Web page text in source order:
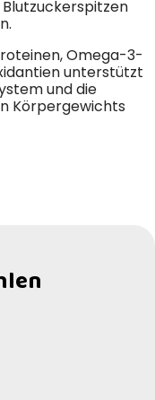
Omega-3-
unterstützt
und die
Körpergewichts